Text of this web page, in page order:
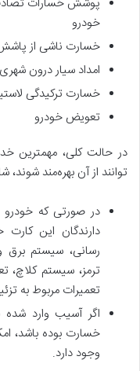
خودرو
خسارت ناشی از
امداد سیار درون
خسارت ترکیدگی
تعویض خودرو
توانند از آن بهره‌­مند شوند،
در صورتی که خودرو
دارندگان این
رسانی، سیستم برق
ترمز، سیستم کلاچ،
تعمیرات مربوط به
خسارت بوده باشد،
وجود دارد.